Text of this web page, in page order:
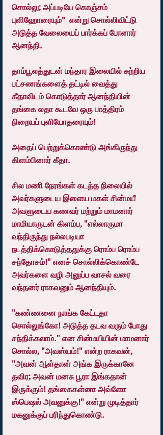
சொல்லு; அப்படியே கொஞ்சம்
புளிஹோரையும்”  என்று சொல்லிவிட்டு
அடுத்த வேலையைப் பார்க்கப் போனார்
ஆனந்தி.
தாம்பூலத்துடன் மந்தார இலையில் சுற்றிய
பட்சணங்களைத் தட்டில் வைத்து
கீதாவிடம் கொடுத்தார் ஆனந்தியின்
தங்கை லதா கூடவே ஒரு பாத்திரம்
நிறையப் புளியோதரையும்!
அதைப் பெற்றுக்கொண்டு அங்கிருந்து
கிளம்பினார் கீதா.
சில மணி நேரங்கள் கடத்த நிலையில்
அவர்களுடைய இளைய மகள் சின்மயீ
அவளுடைய கணவர் மற்றும் மாமனார்
மாமியாருடன் கிளம்ப, "எல்லாருமா
வந்திருந்து நல்லபடியா
நடத்திக்கொடுத்ததுக்கு ரொம்ப ரொம்ப
சந்தோசம்!" எனச் சொல்லிக்கொண்டே
அவர்களை வழி அனுப்ப வாசல் வரை
வந்தனர் ராகவனும் ஆனந்தியும்.
"கண்ணனை நாங்க கேட்டதா
சொல்லுங்கோ! அடுத்த தடவ வரும் போது
சந்திக்கலாம்." என சின்மயியின் மாமனார்
சொல்ல, "அவஸ்யம்!" என்ற ராகவன்,
"அவன் ஆள்தான் அங்க இருக்கானே
தவிர; அவன் மனசு பூரா இங்கதான்
இருக்கும்! தங்கைகள்னா அவ்ளோ
ஸ்பெஷல் அவனுக்கு!" என்று முடித்தார்
மகனுக்குப் பரிந்துகொண்டு.